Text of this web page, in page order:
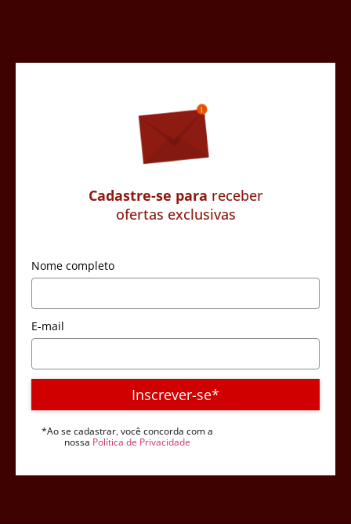
Cadastre-se para receber
ofertas exclusivas
Nome completo
E-mail
Inscrever-se*
*Ao se cadastrar, você concorda com a
nossa Política de Privacidade